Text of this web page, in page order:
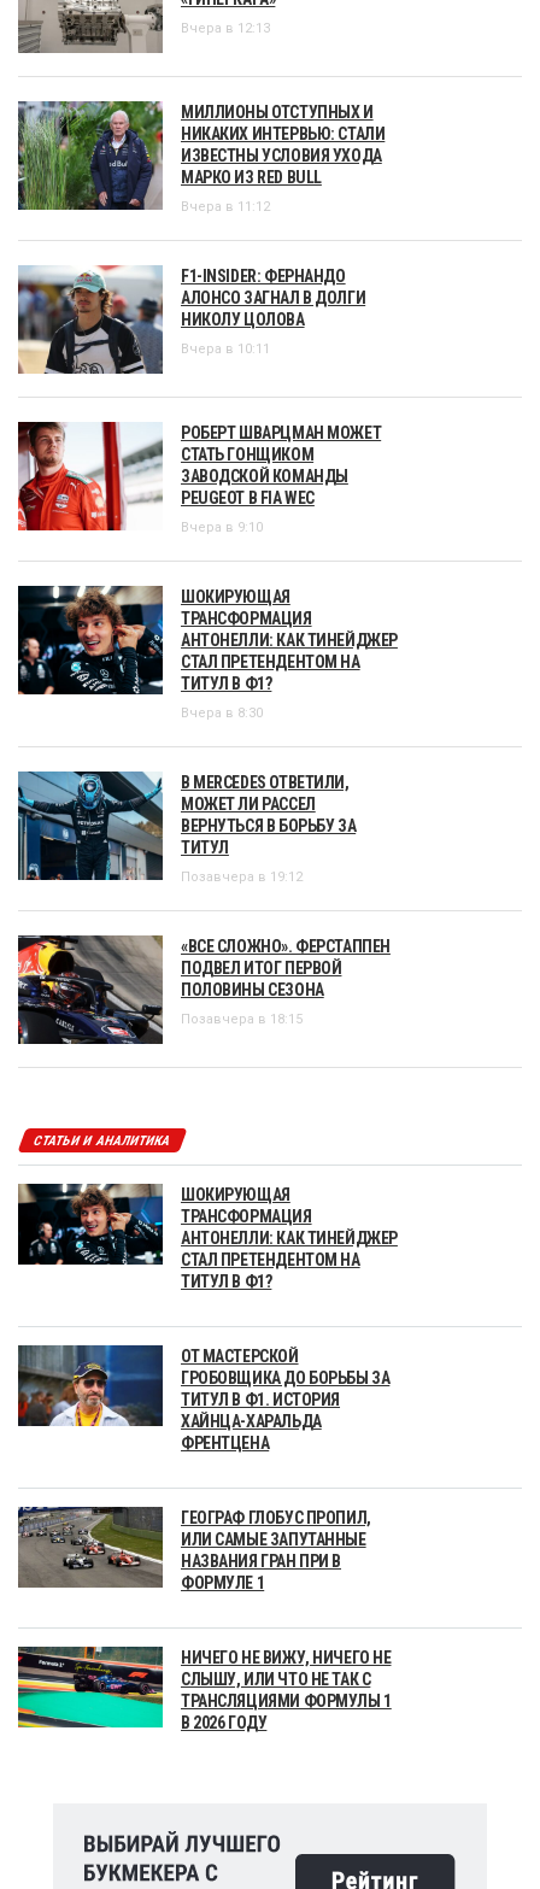
Вчера в 12:13
МИЛЛИОНЫ ОТСТУПНЫХ И
НИКАКИХ ИНТЕРВЬЮ: СТАЛИ
ИЗВЕСТНЫ УСЛОВИЯ УХОДА
МАРКО ИЗ RED BULL
Вчера в 11:12
F1-INSIDER: ФЕРНАНДО
АЛОНСО ЗАГНАЛ В ДОЛГИ
НИКОЛУ ЦОЛОВА
Вчера в 10:11
РОБЕРТ ШВАРЦМАН МОЖЕТ
СТАТЬ ГОНЩИКОМ
ЗАВОДСКОЙ КОМАНДЫ
PEUGEOT В FIA WEC
Вчера в 9:10
ШОКИРУЮЩАЯ
ТРАНСФОРМАЦИЯ
АНТОНЕЛЛИ: КАК ТИНЕЙДЖЕР
СТАЛ ПРЕТЕНДЕНТОМ НА
ТИТУЛ В Ф1?
Вчера в 8:30
В MERCEDES ОТВЕТИЛИ,
МОЖЕТ ЛИ РАССЕЛ
ВЕРНУТЬСЯ В БОРЬБУ ЗА
ТИТУЛ
Позавчера в 19:12
«ВСЕ СЛОЖНО». ФЕРСТАППЕН
ПОДВЕЛ ИТОГ ПЕРВОЙ
ПОЛОВИНЫ СЕЗОНА
Позавчера в 18:15
СТАТЬИ И АНАЛИТИКА
ШОКИРУЮЩАЯ
ТРАНСФОРМАЦИЯ
АНТОНЕЛЛИ: КАК ТИНЕЙДЖЕР
СТАЛ ПРЕТЕНДЕНТОМ НА
ТИТУЛ В Ф1?
ОТ МАСТЕРСКОЙ
ГРОБОВЩИКА ДО БОРЬБЫ ЗА
ТИТУЛ В Ф1. ИСТОРИЯ
ХАЙНЦА-ХАРАЛЬДА
ФРЕНТЦЕНА
ГЕОГРАФ ГЛОБУС ПРОПИЛ,
ИЛИ САМЫЕ ЗАПУТАННЫЕ
НАЗВАНИЯ ГРАН ПРИ В
ФОРМУЛЕ 1
НИЧЕГО НЕ ВИЖУ, НИЧЕГО НЕ
СЛЫШУ, ИЛИ ЧТО НЕ ТАК С
ТРАНСЛЯЦИЯМИ ФОРМУЛЫ 1
В 2026 ГОДУ